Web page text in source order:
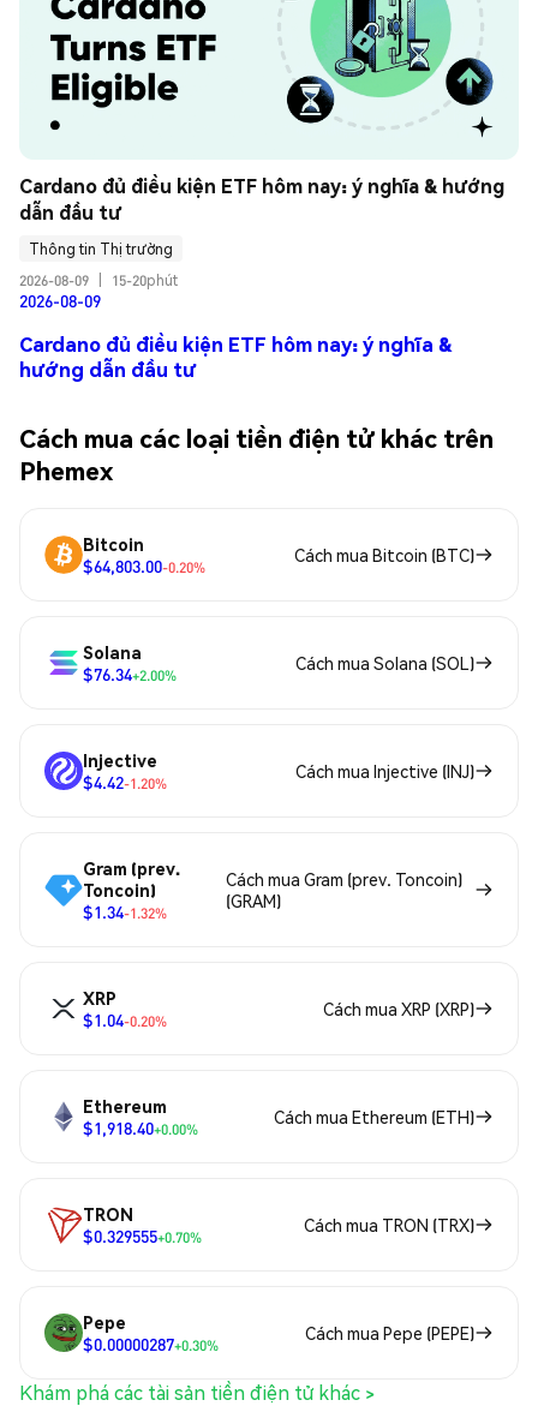
Cardano đủ điều kiện ETF hôm nay: ý nghĩa & hướng
dẫn đầu tư
Thông tin Thị trường
2026-08-09
15-20phút
2026-08-09
Cardano đủ điều kiện ETF hôm nay: ý nghĩa &
hướng dẫn đầu tư
Cách mua các loại tiền điện tử khác trên
Phemex
Bitcoin
$64,803.00-0.20%
Cách mua Bitcoin (BTC)
Solana
$76.34+2.00%
Cách mua Solana (SOL)
Injective
$4.42-1.20%
Cách mua Injective (INJ)
Gram (prev.
Toncoin)
$1.34-1.32%
Cách mua Gram (prev. Toncoin)
(GRAM)
XRP
$1.04-0.20%
Cách mua XRP (XRP)
Ethereum
$1,918.40+0.00%
Cách mua Ethereum (ETH)
TRON
$0.329555+0.70%
Cách mua TRON (TRX)
Pepe
$0.00000287+0.30%
Cách mua Pepe (PEPE)
Khám phá các tài sản tiền điện tử khác >